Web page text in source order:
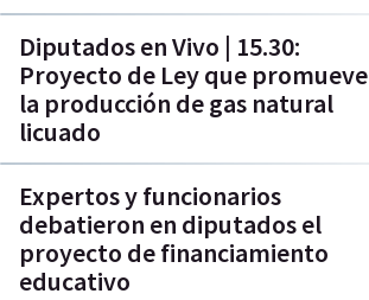
Diputados en Vivo | 15.30:
Proyecto de Ley que promueve
la producción de gas natural
licuado
Expertos y funcionarios
debatieron en diputados el
proyecto de financiamiento
educativo